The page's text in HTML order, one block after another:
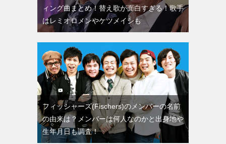
ィング曲まとめ！替え歌が面白すぎる！歌手
はレミオロメンやケツメイシも
フィッシャーズ(Fischers)のメンバーの名前
の由来は？メンバーは何人なのかと出身地や
生年月日も調査！